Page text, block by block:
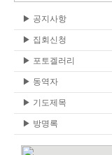
▶ 공지사항
▶ 집회신청
▶ 포토겔러리
▶ 동역자
▶ 기도제목
▶ 방명록